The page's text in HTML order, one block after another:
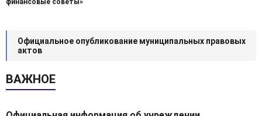
финансовые советы»
Официальное опубликование муниципальных правовых
актов
ВАЖНОЕ